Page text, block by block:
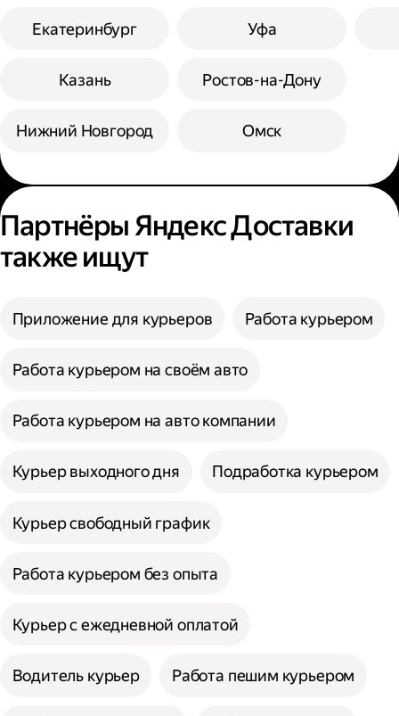
Екатеринбург
Казань
Нижний Новгород
Уфа
Ростов-на-Дону
Омск
Партнёры Яндекс Доставки
также ищут
Приложение для курьеров Работа курьером
Работа курьером на своём авто
Работа курьером на авто компании
Курьер выходного дня Подработка курьером
Курьер свободный график
Работа курьером без опыта
Курьер с ежедневной оплатой
Водитель курьер Работа пешим курьером